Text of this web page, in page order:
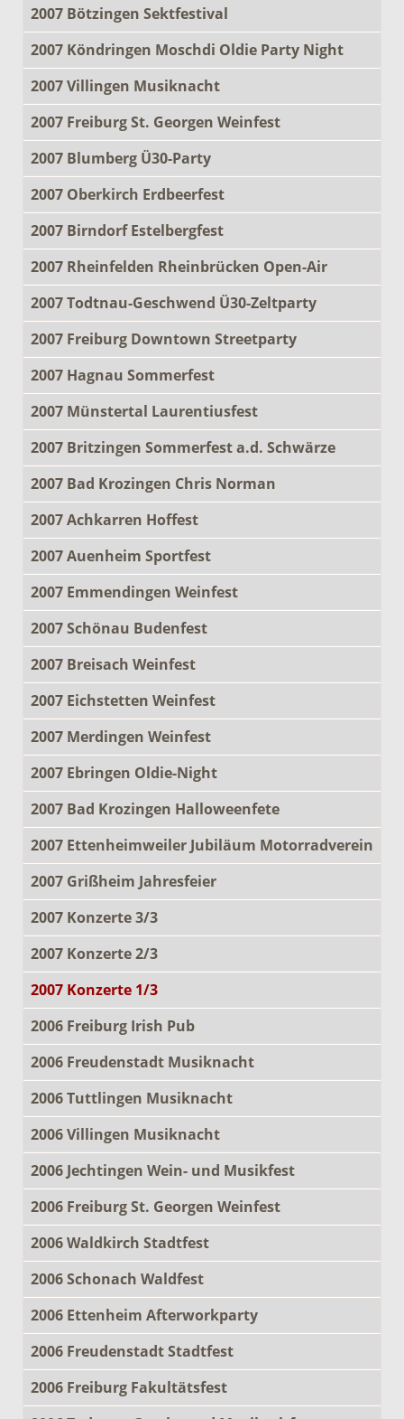
2007 Bötzingen Sektfestival
2007 Köndringen Moschdi Oldie Party Night
2007 Villingen Musiknacht
2007 Freiburg St. Georgen Weinfest
2007 Blumberg Ü30-Party
2007 Oberkirch Erdbeerfest
2007 Birndorf Estelbergfest
2007 Rheinfelden Rheinbrücken Open-Air
2007 Todtnau-Geschwend Ü30-Zeltparty
2007 Freiburg Downtown Streetparty
2007 Hagnau Sommerfest
2007 Münstertal Laurentiusfest
2007 Britzingen Sommerfest a.d. Schwärze
2007 Bad Krozingen Chris Norman
2007 Achkarren Hoffest
2007 Auenheim Sportfest
2007 Emmendingen Weinfest
2007 Schönau Budenfest
2007 Breisach Weinfest
2007 Eichstetten Weinfest
2007 Merdingen Weinfest
2007 Ebringen Oldie-Night
2007 Bad Krozingen Halloweenfete
2007 Ettenheimweiler Jubiläum Motorradverein
2007 Grißheim Jahresfeier
2007 Konzerte 3/3
2007 Konzerte 2/3
2007 Konzerte 1/3
2006 Freiburg Irish Pub
2006 Freudenstadt Musiknacht
2006 Tuttlingen Musiknacht
2006 Villingen Musiknacht
2006 Jechtingen Wein- und Musikfest
2006 Freiburg St. Georgen Weinfest
2006 Waldkirch Stadtfest
2006 Schonach Waldfest
2006 Ettenheim Afterworkparty
2006 Freudenstadt Stadtfest
2006 Freiburg Fakultätsfest